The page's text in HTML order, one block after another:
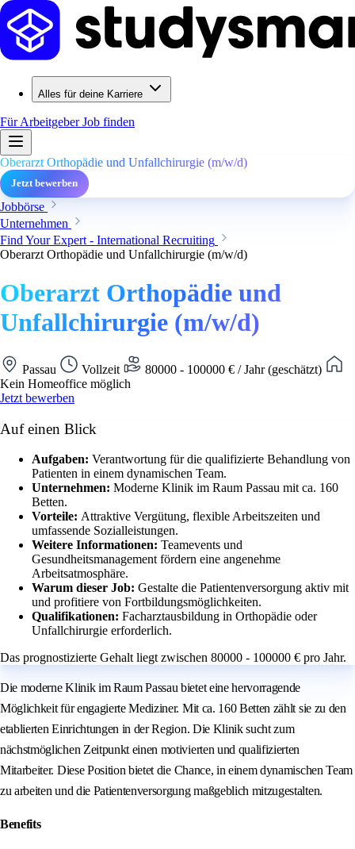
Alles für deine Karriere
Für ArbeitgeberJob finden
Oberarzt Orthopädie und Unfallchirurgie (m/w/d)
Jetzt bewerben
Jobbörse
Unternehmen
Find Your Expert - International Recruiting
Oberarzt Orthopädie und Unfallchirurgie (m/w/d)
Oberarzt Orthopädie und
Unfallchirurgie (m/w/d)
Passau Vollzeit
80000 - 100000 € / Jahr (geschätzt)
Kein Homeoffice möglich
Jetzt bewerben
Auf einen Blick
Aufgaben: Verantwortung für die qualifizierte Behandlung von
Patienten in einem dynamischen Team.
Unternehmen: Moderne Klinik im Raum Passau mit ca. 160
Betten.
Vorteile: Attraktive Vergütung, flexible Arbeitszeiten und
umfassende Sozialleistungen.
Weitere Informationen: Teamevents und
Gesundheitsmanagement fördern eine angenehme
Arbeitsatmosphäre.
Warum dieser Job: Gestalte die Patientenversorgung aktiv mit
und profitiere von Fortbildungsmöglichkeiten.
Qualifikationen: Facharztausbildung in Orthopädie oder
Unfallchirurgie erforderlich.
Das prognostizierte Gehalt liegt zwischen 80000 - 100000 € pro Jahr.
Die moderne Klinik im Raum Passau bietet eine hervorragende
Möglichkeit für engagierte Mediziner. Mit ca. 160 Betten zählt sie zu den
etablierten Einrichtungen in der Region. Die Klinik sucht zum
nächstmöglichen Zeitpunkt einen motivierten und qualifizierten
Mitarbeiter. Diese Position bietet die Chance, in einem dynamischen Team
zu arbeiten und die Patientenversorgung maßgeblich mitzugestalten.
Benefits